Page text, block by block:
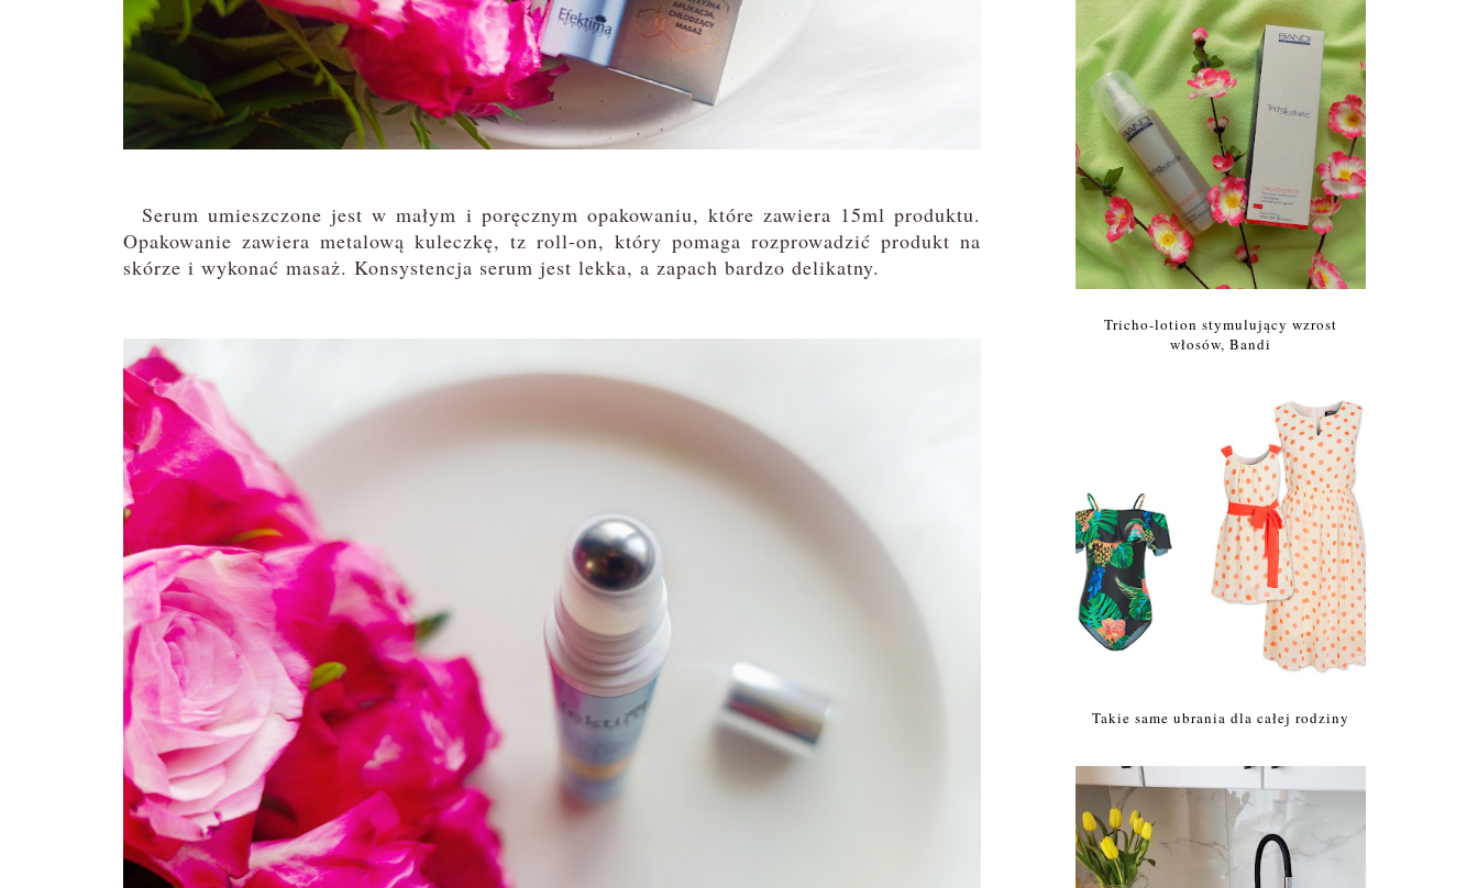
Serum umieszczone jest w małym i poręcznym opakowaniu, które zawiera 15ml produktu.
Opakowanie zawiera metalową kuleczkę, tz roll-on, który pomaga rozprowadzić produkt na
skórze i wykonać masaż. Konsystencja serum jest lekka, a zapach bardzo delikatny.
Tricho-lotion stymulujący wzrost
włosów, Bandi
Takie same ubrania dla całej rodziny